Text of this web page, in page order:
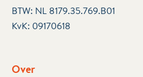
BTW: NL 8179.35.769.B01
KvK: 09170618
Over